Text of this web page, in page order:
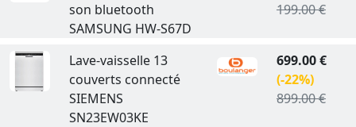
son bluetooth
SAMSUNG HW-S67D
199.00 €
Lave-vaisselle 13
couverts connecté
SIEMENS
SN23EW03KE
699.00 €
(-22%)
899.00 €